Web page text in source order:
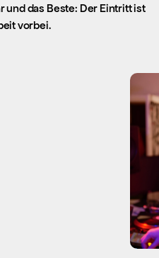
und das Beste: Der Eintritt ist
vorbei.